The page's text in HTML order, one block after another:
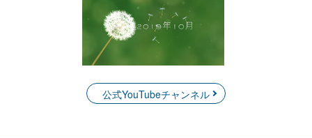
公式YouTubeチャンネル